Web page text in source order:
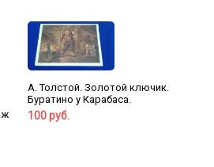
А. Толстой. Золотой ключик.
Буратино у Карабаса.
100 руб.